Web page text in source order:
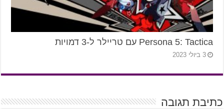
Persona 5: Tactica עם טריילר ל-3 דמויות
3 ביולי 2023
כתיבת תגובה